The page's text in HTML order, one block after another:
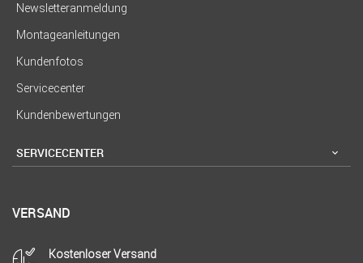
Newsletteranmeldung
Montageanleitungen
Kundenfotos
Servicecenter
Kundenbewertungen
SERVICECENTER
VERSAND
Kostenloser Versand